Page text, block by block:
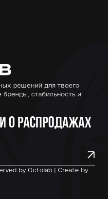
решений для твоего
стабильность и
о распродажах
by Octolab | Create by